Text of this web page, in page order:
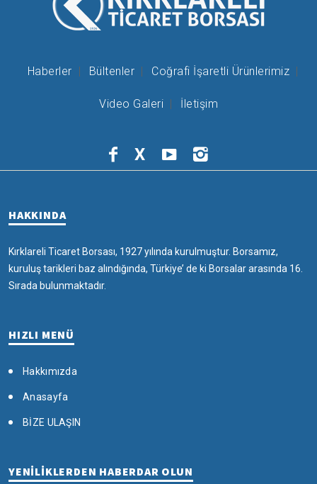
Haberler Bültenler Coğrafi İşaretli Ürünlerimiz
Video Galeri İletişim
X
HAKKINDA
Kırklareli Ticaret Borsası, 1927 yılında kurulmuştur. Borsamız,
kuruluş tarikleri baz alındığında, Türkiye’ de ki Borsalar arasında 16.
Sırada bulunmaktadır.
HIZLI MENÜ
Hakkımızda
Anasayfa
BİZE ULAŞIN
YENİLİKLERDEN HABERDAR OLUN